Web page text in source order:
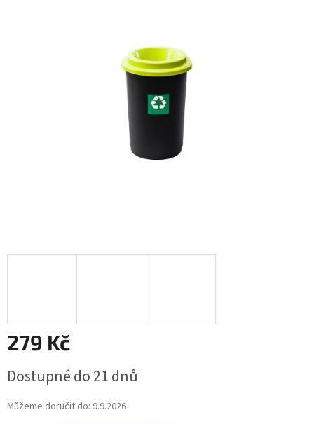
279 Kč
cena:
Dostupné do 21 dnů
Můžeme doručit do: 9.9.2026